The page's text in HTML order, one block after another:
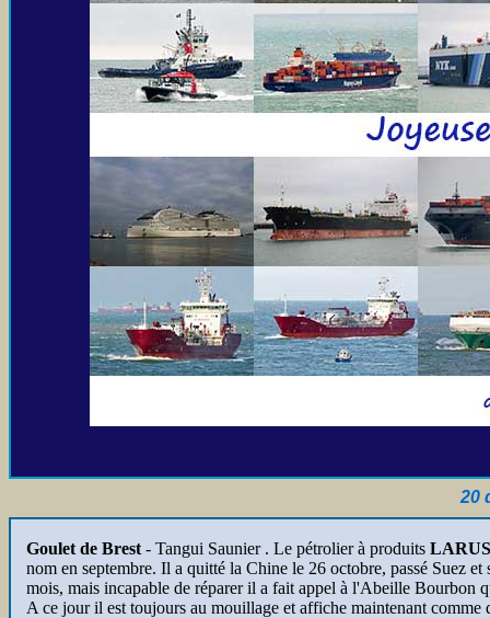
20
Goulet de Brest - Tangui Saunier . Le pétrolier à produits LARUS
nom en septembre. Il a quitté la Chine le 26 octobre, passé Suez
mois, mais incapable de réparer il a fait appel à l'Abeille Bourbon
A ce jour il est toujours au mouillage et affiche maintenant comme